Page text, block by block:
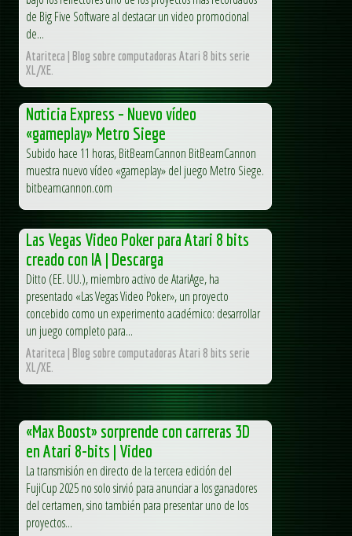
de Big Five Software al destacar un video promocional
de...
Atariteca | Blog sobre computadoras Atari 8 bits serie
XL/XE.
Noticia Express – Nuevo vídeo
«gameplay» Metro Siege
Subido hace 11 horas, BitBeamCannon BitBeamCannon
muestra nuevo vídeo «gameplay» del juego Metro Siege.
bitbeamcannon.com
Las Vegas Video Poker para Atari 8 bits
creado con IA | Descarga
Ditto (EE. UU.), miembro activo de AtariAge, ha
presentado «Las Vegas Video Poker», un proyecto
concebido como un experimento académico: desarrollar
un juego completo para...
Atariteca | Blog sobre computadoras Atari 8 bits serie
XL/XE.
«Max Boost» sorprende con carreras 3D
en Atari 8-bits | Video
La transmisión en directo de la tercera edición del
FujiCup 2025 no solo sirvió para anunciar a los ganadores
del certamen, sino también para presentar uno de los
proyectos...